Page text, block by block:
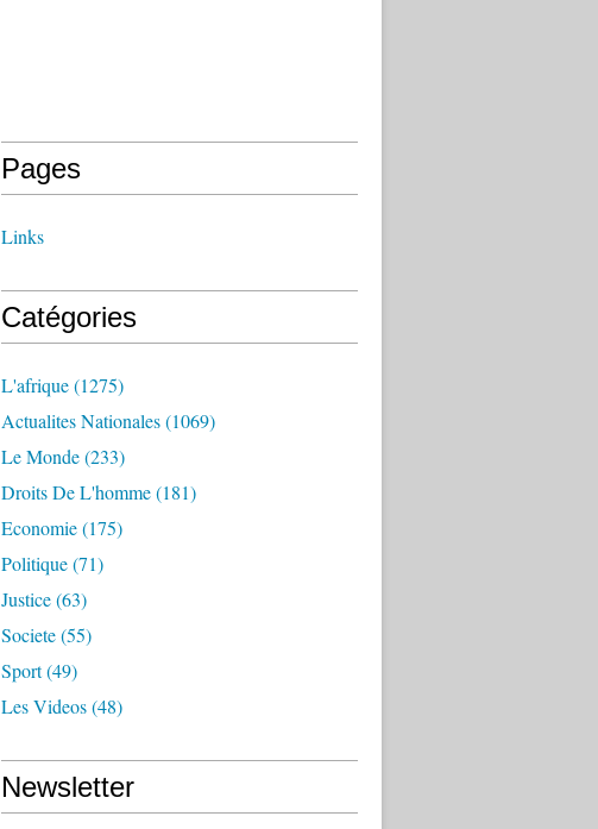
Pages
Links
Catégories
L'afrique(1275)
Actualites Nationales(1069)
Le Monde(233)
Droits De L'homme(181)
Economie(175)
Politique(71)
Justice(63)
Societe(55)
Sport(49)
Les Videos(48)
Newsletter